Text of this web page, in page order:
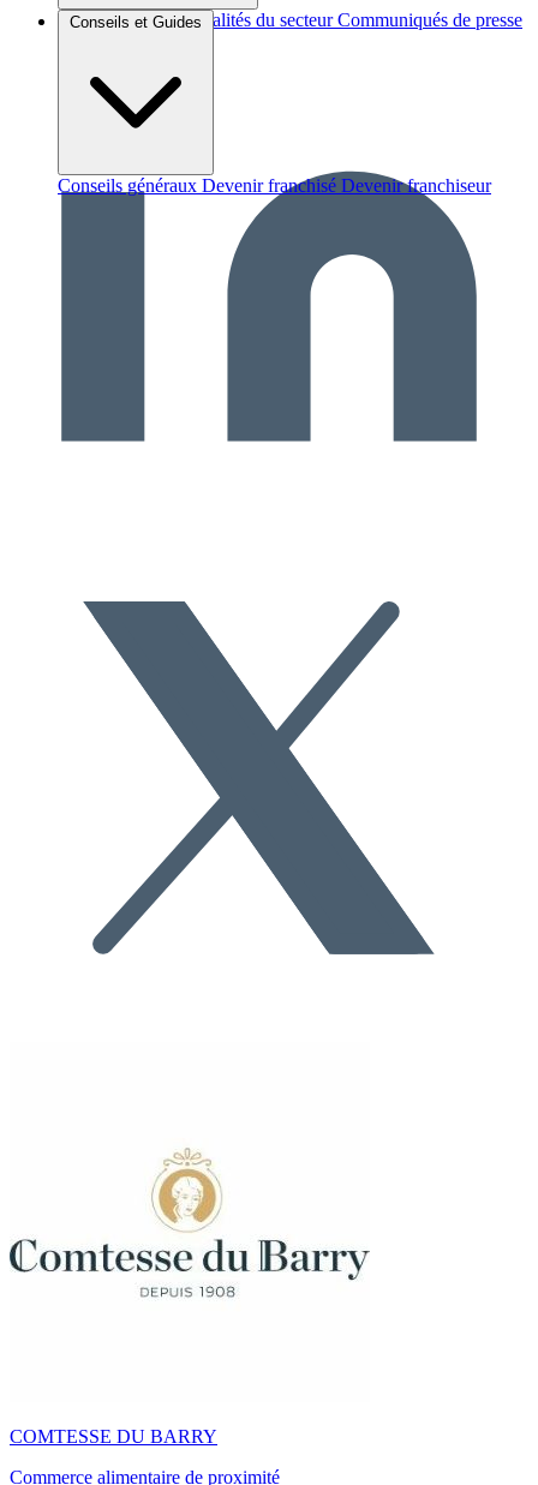
Brèves et actus Actualités du secteur Communiqués de presse
Conseils et Guides
Conseils généraux Devenir franchisé Devenir franchiseur
COMTESSE DU BARRY
Commerce alimentaire de proximité